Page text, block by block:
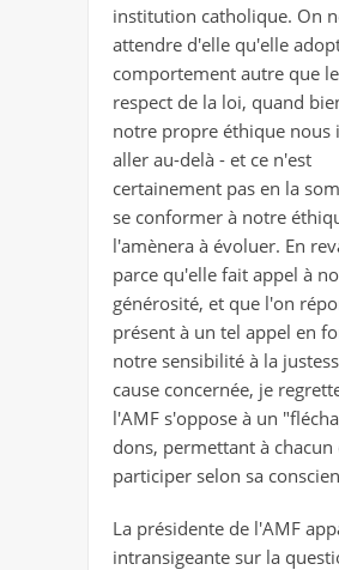
institution catholique. On
attendre d'elle qu'elle
comportement autre que
respect de la loi, quand
notre propre éthique nous
aller au-delà - et ce n'est
certainement pas en la
se conformer à notre
l'amènera à évoluer. En
parce qu'elle fait appel à
générosité, et que l'on
présent à un tel appel en
notre sensibilité à la
cause concernée, je
l'AMF s'oppose à un
dons, permettant à chacun
participer selon sa
La présidente de l'AMF
intransigeante sur la